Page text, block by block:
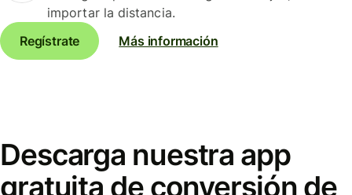
importar la distancia.
Regístrate
Más información
Descarga nuestra app
gratuita de conversión de